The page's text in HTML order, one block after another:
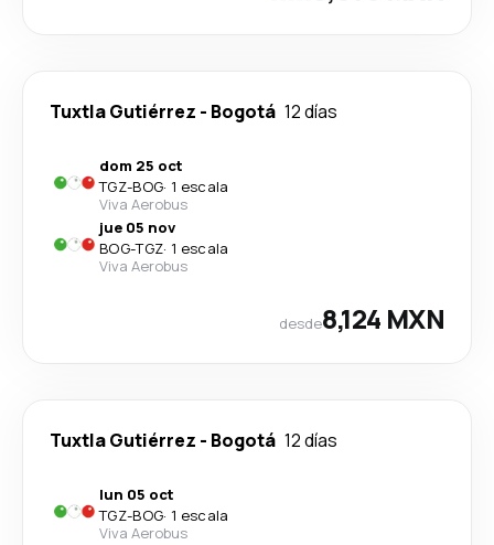
Tuxtla Gutiérrez - Bogotá 12 días
dom 25 oct
TGZ-BOG· 1 escala
Viva Aerobus
jue 05 nov
BOG-TGZ· 1 escala
Viva Aerobus
desde8,124 MXN
Tuxtla Gutiérrez - Bogotá 12 días
lun 05 oct
TGZ-BOG· 1 escala
Viva Aerobus